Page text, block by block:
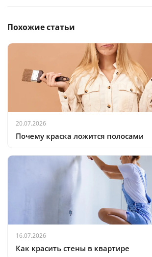
Похожие статьи
20.07.2026
Почему краска ложится полосами
16.07.2026
Как красить стены в квартире